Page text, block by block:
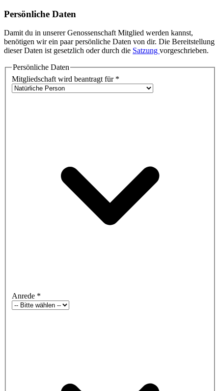
Persönliche Daten
Damit du in unserer Genossenschaft Mitglied werden kannst,
benötigen wir ein paar persönliche Daten von dir. Die Bereitstellung
dieser Daten ist gesetzlich oder durch die Satzung vorgeschrieben.
Persönliche Daten
Mitgliedschaft wird beantragt für *
Anrede *